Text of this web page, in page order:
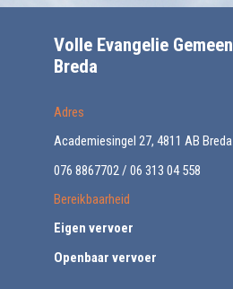
Volle Evangelie
Breda
Adres
Academiesingel 27, 4811 AB Breda
076 8867702 / 06 313 04 558
Bereikbaarheid
Eigen vervoer
Openbaar vervoer